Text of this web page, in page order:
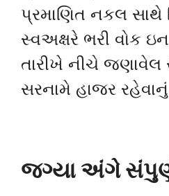
પ્રમાણિત નકલ સાથે
સ્વઅક્ષરે ભરી વોક
તારીખે નીચે
સરનામે હાજર
જગ્યા અંગે